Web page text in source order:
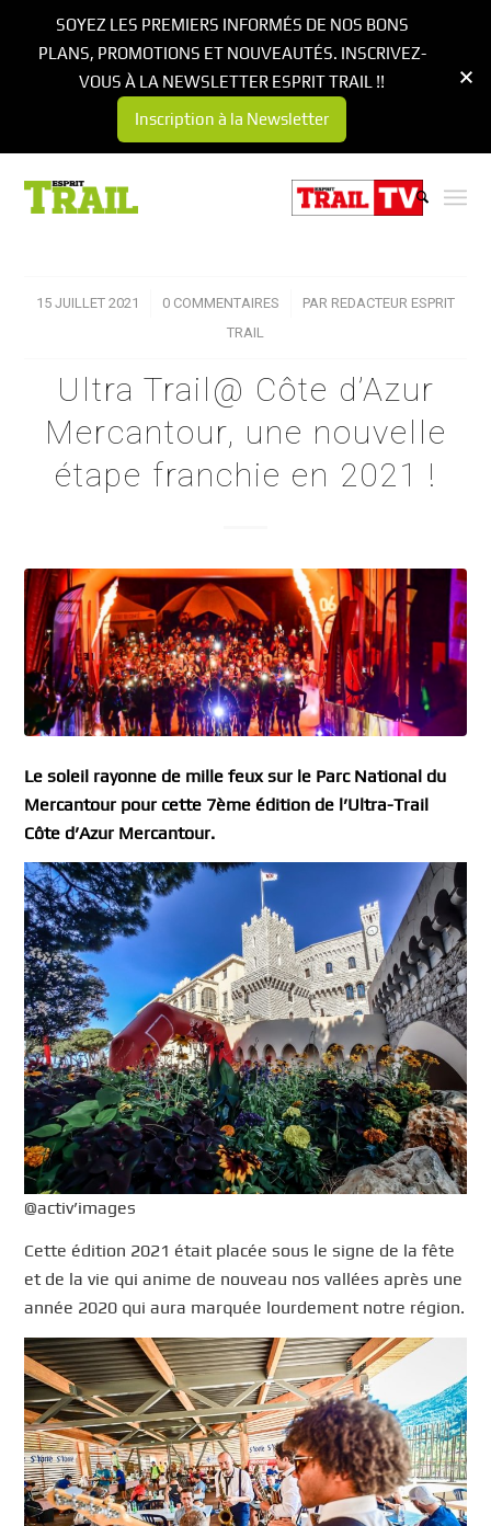
15 JUILLET 2021
/ 0 COMMENTAIRES
/ PAR REDACTEUR ESPRIT
TRAIL
Ultra Trail@ Côte d’Azur
Mercantour, une nouvelle
étape franchie en 2021 !
Le soleil rayonne de mille feux sur le Parc National du
Mercantour pour cette 7ème édition de l’Ultra-Trail
Côte d’Azur Mercantour.
@activ’images
Cette édition 2021 était placée sous le signe de la fête
et de la vie qui anime de nouveau nos vallées après une
année 2020 qui aura marquée lourdement notre région.
SOYEZ LES PREMIERS INFORMÉS DE NOS BONS
PLANS, PROMOTIONS ET NOUVEAUTÉS. INSCRIVEZ-
VOUS À LA NEWSLETTER ESPRIT TRAIL !!
Inscription à la Newsletter